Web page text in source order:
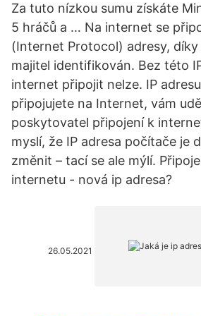
Za tuto nízkou sumu získáte
5 hráčů a … Na internet se
(Internet Protocol) adresy, díky
majitel identifikován. Bez této
internet připojit nelze. IP
připojujete na Internet, vám
poskytovatel připojení k
myslí, že IP adresa počítače je
změnit – tací se ale mýlí.
internetu - nová ip adresa?
26.05.2021